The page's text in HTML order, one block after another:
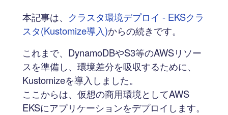
本記事は、 クラスタ環境デプロイ - EKSクラ
スタ(Kustomize導入)からの続きです。
これまで、DynamoDBやS3等のAWSリソー
スを準備し、環境差分を吸収するために、
Kustomizeを導入しました。
ここからは、仮想の商用環境としてAWS
EKSにアプリケーションをデプロイします。